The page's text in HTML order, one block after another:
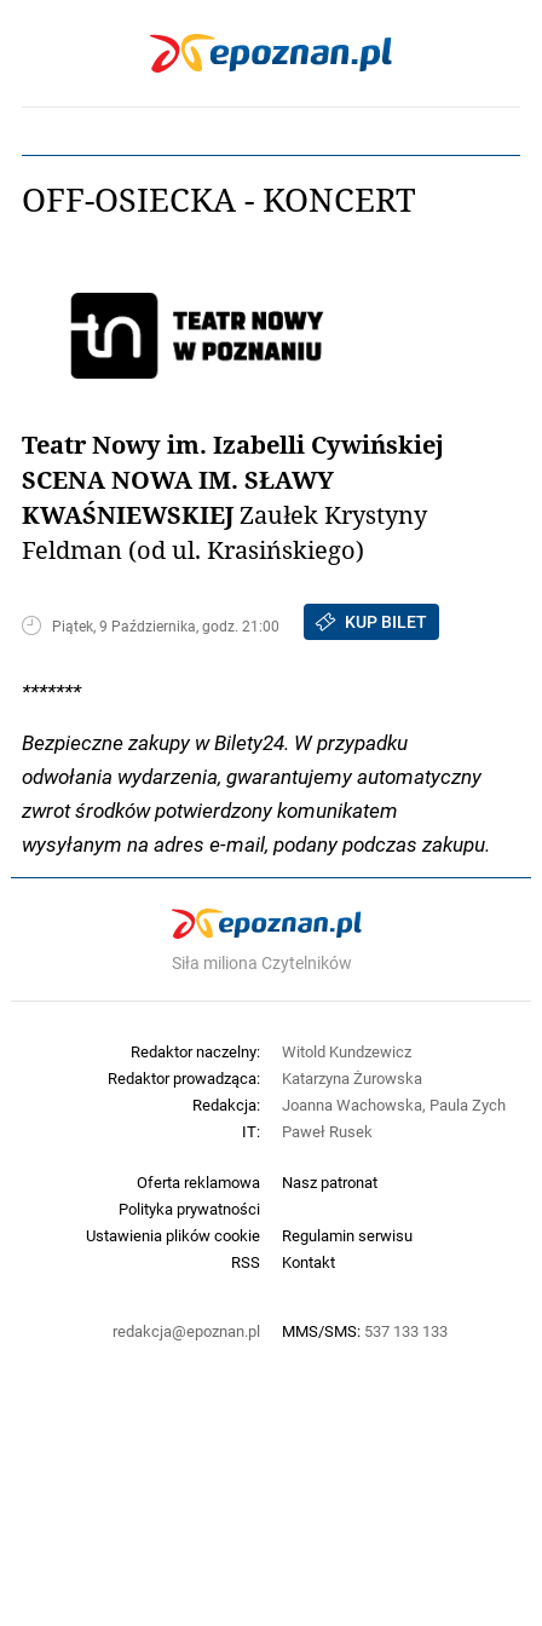
OFF-OSIECKA - KONCERT
Teatr Nowy im. Izabelli Cywińskiej
SCENA NOWA IM. SŁAWY
KWAŚNIEWSKIEJZaułek Krystyny
Feldman (od ul. Krasińskiego)
Piątek, 9 Października, godz. 21:00 KUP BILET
*******
Bezpieczne zakupy w Bilety24. W przypadku
odwołania wydarzenia, gwarantujemy automatyczny
zwrot środków potwierdzony komunikatem
wysyłanym na adres e-mail, podany podczas zakupu.
Siła miliona Czytelników
Oferta reklamowa
Nasz patronat
Polityka prywatności
Ustawienia plików cookie
Regulamin serwisu
RSS
Kontakt
redakcja@epoznan.pl MMS/SMS: 537 133 133
Redaktor naczelny:
Witold Kundzewicz
Redaktor prowadząca:
Katarzyna Żurowska
Redakcja:
Joanna Wachowska, Paula Zych
IT:
Paweł Rusek